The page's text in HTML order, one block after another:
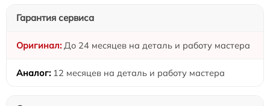
Гарантия сервиса
До 24 месяцев на деталь и работу мастера
12 месяцев на деталь и работу мастера